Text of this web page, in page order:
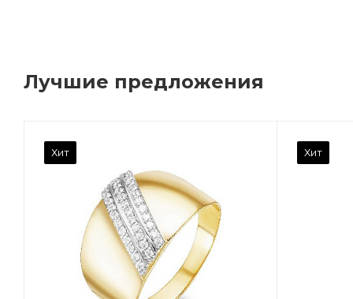
Лучшие предложения
Хит Хит
Вес драгметалла
0.96
Марка (бренд)
Дельта
Фианит